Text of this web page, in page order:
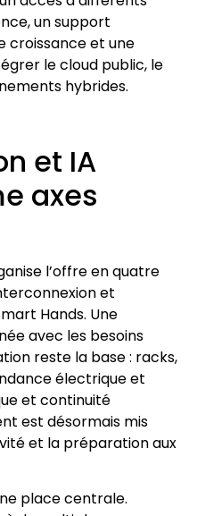
un support
croissance et une
le cloud public, le
hybrides.
et IA
axes
l’offre en quatre
et
Hands. Une
avec les besoins
reste la base : racks,
électrique et
et continuité
est désormais mis
et la préparation aux
place centrale.